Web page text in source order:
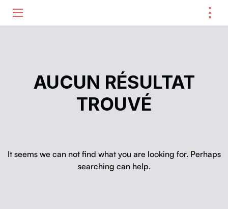
⋮
AUCUN RÉSULTAT
TROUVÉ
It seems we can not find what you are looking for. Perhaps
searching can help.